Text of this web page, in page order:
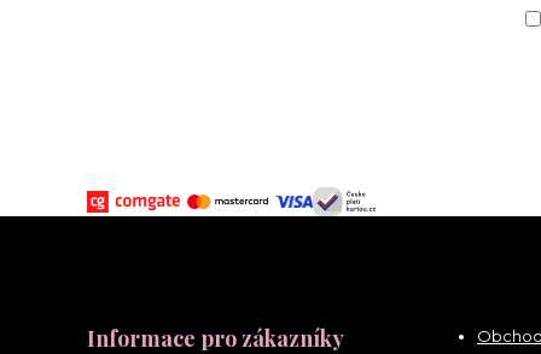
Informace pro zákazníky